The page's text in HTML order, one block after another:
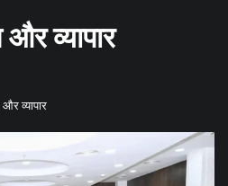
और व्यापार
और व्यापार